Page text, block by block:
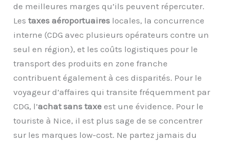
de meilleures marges qu’ils peuvent répercuter.
Lestaxes aéroportuaires locales, la concurrence
interne (CDG avec plusieurs opérateurs contre un
seul en région), et les coûts logistiques pour le
transport des produits en zone franche
contribuent également à ces disparités. Pour le
voyageur d’affaires qui transite fréquemment par
CDG, l’achat sans taxe est une évidence. Pour le
touriste à Nice, il est plus sage de se concentrer
sur les marques low-cost. Ne partez jamais du